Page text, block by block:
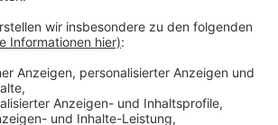
gesagt, ich mach so lange weiter
hat bis jetzt keiner getan."